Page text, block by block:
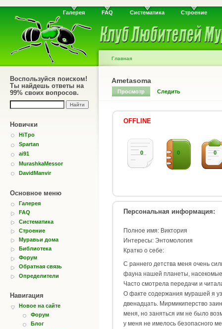
Галерея FAQ Систематика Строение
Воспользуйся поиском!
Ты найдешь ответы на
99% своих вопросов.
Новички
HiTpo
Spartan
ai91
MurashkaMessor
DavidManvir
Основное меню
Галерея
FAQ
Систематика
Строение
Муравьи дома
Библиотека
Форум
Обратная связь
Определители
Навигация
Новое на сайте
Форум
Блог
Главная
Ametasoma
Просмотр Следить
OFFLINE
0 0 0
Персональная информация:
Полное имя: Виктория
Интересы: Энтомология
Кратко о себе:
С раннего детства меня очень
фауна нашей планеты, насекомые
Часто смотрела передачи и
О факте содержания мурашей я
двенадцать. Мирмикиперство
меня, но заняться им не было
у меня не имелось безопасного